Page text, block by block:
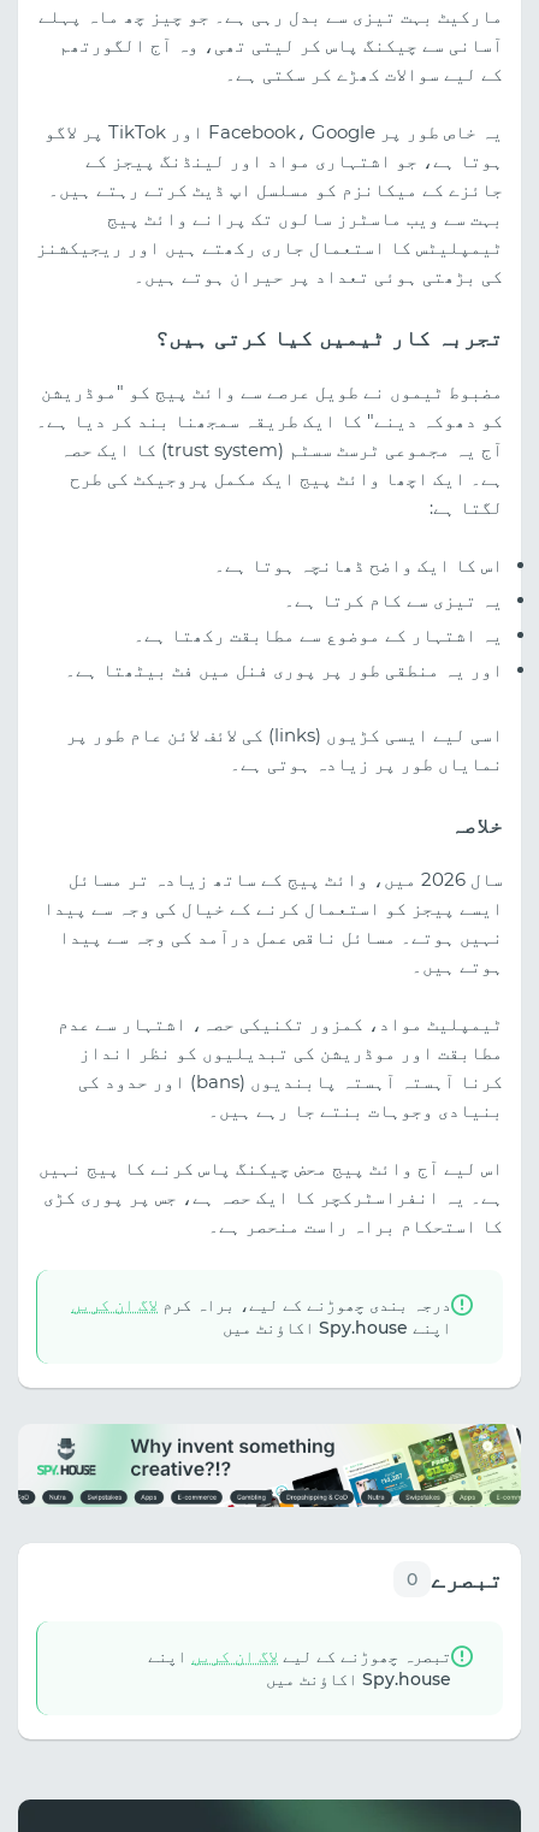
مارکیٹ بہت تیزی سے بدل رہی ہے۔ جو چیز چھ ماہ پہلے
آسانی سے چیکنگ پاس کر لیتی تھی، وہ آج الگورتھم
کے لیے سوالات کھڑے کر سکتی ہے۔
یہ خاص طور پر Facebook، Google اور TikTok پر لاگو
ہوتا ہے، جو اشتہاری مواد اور لینڈنگ پیجز کے
جائزے کے میکانزم کو مسلسل اپ ڈیٹ کرتے رہتے ہیں۔
بہت سے ویب ماسٹرز سالوں تک پرانے وائٹ پیج
ٹیمپلیٹس کا استعمال جاری رکھتے ہیں اور ریجیکشنز
کی بڑھتی ہوئی تعداد پر حیران ہوتے ہیں۔
تجربہ کار ٹیمیں کیا کرتی ہیں؟
مضبوط ٹیموں نے طویل عرصے سے وائٹ پیج کو "موڈریشن
کو دھوکہ دینے" کا ایک طریقہ سمجھنا بند کر دیا ہے۔
آج یہ مجموعی ٹرسٹ سسٹم (trust system) کا ایک حصہ
ہے۔ ایک اچھا وائٹ پیج ایک مکمل پروجیکٹ کی طرح
لگتا ہے:
اس کا ایک واضح ڈھانچہ ہوتا ہے۔
یہ تیزی سے کام کرتا ہے۔
یہ اشتہار کے موضوع سے مطابقت رکھتا ہے۔
اور یہ منطقی طور پر پوری فنل میں فٹ بیٹھتا ہے۔
اسی لیے ایسی کڑیوں (links) کی لائف لائن عام طور پر
نمایاں طور پر زیادہ ہوتی ہے۔
خلاصہ
سال 2026 میں، وائٹ پیج کے ساتھ زیادہ تر مسائل
ایسے پیجز کو استعمال کرنے کے خیال کی وجہ سے پیدا
نہیں ہوتے۔ مسائل ناقص عمل درآمد کی وجہ سے پیدا
ہوتے ہیں۔
ٹیمپلیٹ مواد، کمزور تکنیکی حصہ، اشتہار سے عدم
مطابقت اور موڈریشن کی تبدیلیوں کو نظر انداز
کرنا آہستہ آہستہ پابندیوں (bans) اور حدود کی
بنیادی وجوہات بنتے جا رہے ہیں۔
اس لیے آج وائٹ پیج محض چیکنگ پاس کرنے کا پیج نہیں
ہے۔ یہ انفراسٹرکچر کا ایک حصہ ہے، جس پر پوری کڑی
کا استحکام براہ راست منحصر ہے۔
درجہ بندی چھوڑنے کے لیے، براہ کرم لاگ ان کریں
اپنے Spy.house اکاؤنٹ میں
تبصرے 0
تبصرہ چھوڑنے کے لیے لاگ ان کریں اپنے
Spy.house اکاؤنٹ میں